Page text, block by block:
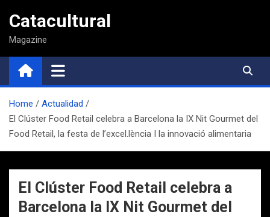
contenido
Catacultural
Magazine
Home
Actualidad
El Clúster Food Retail celebra a Barcelona la IX Nit Gourmet del
Food Retail, la festa de l’excel.lència I la innovació alimentaria
El Clúster Food Retail celebra a
Barcelona la IX Nit Gourmet del